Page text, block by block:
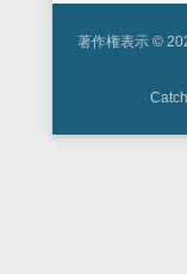
著作権表示 ©